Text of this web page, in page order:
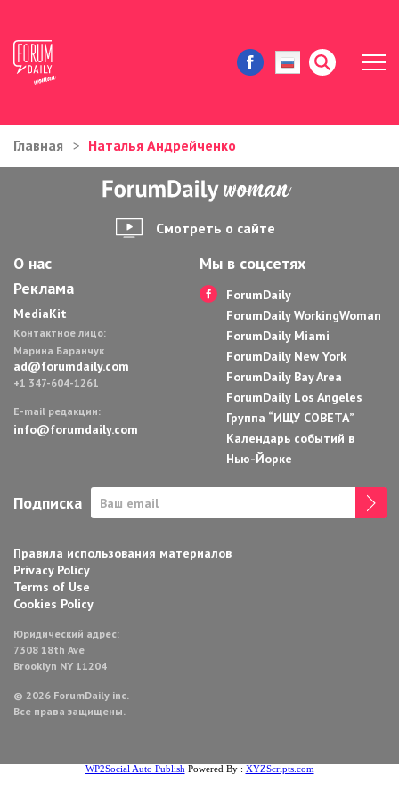
ИММИГРАЦИЯ В США
АВТОРСКИЕ КОЛОНКИ
ЗДОРОВЬЕ И КРАСОТА
ДОМ И ЕДА
Главная Наталья Андрейченко
Смотреть о сайте
О нас
Реклама
MediaKit
Контактное лицо:
Марина Баранчук
ad@forumdaily.com
+1 347-604-1261
E-mail редакции:
info@forumdaily.com
Мы в соцсетях
ForumDaily
ForumDaily WorkingWoman
ForumDaily Miami
ForumDaily New York
ForumDaily Bay Area
ForumDaily Los Angeles
Группа “ИЩУ СОВЕТА”
Календарь событий в
Нью-Йорке
Подписка
Правила использования материалов
Privacy Policy
Terms of Use
Cookies Policy
Юридический адрес:
7308 18th Ave
Brooklyn NY 11204
© 2026 ForumDaily inc.
Все права защищены.
WP2Social Auto Publish Powered By : XYZScripts.com